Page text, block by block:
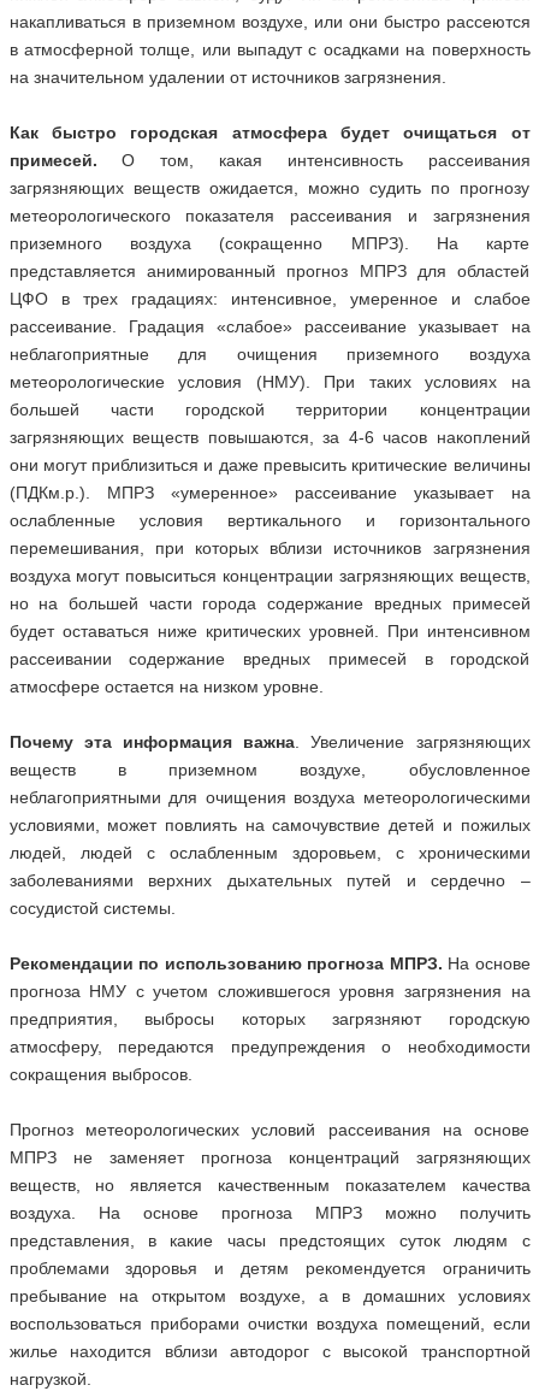
накапливаться в приземном воздухе, или они быстро рассеются
в атмосферной толще, или выпадут с осадками на поверхность
на значительном удалении от источников загрязнения.
Как быстро городская атмосфера будет очищаться от
примесей. О том, какая интенсивность рассеивания
загрязняющих веществ ожидается, можно судить по прогнозу
метеорологического показателя рассеивания и загрязнения
приземного воздуха (сокращенно МПРЗ). На карте
представляется анимированный прогноз МПРЗ для областей
ЦФО в трех градациях: интенсивное, умеренное и слабое
рассеивание. Градация «слабое» рассеивание указывает на
неблагоприятные для очищения приземного воздуха
метеорологические условия (НМУ). При таких условиях на
большей части городской территории концентрации
загрязняющих веществ повышаются, за 4-6 часов накоплений
они могут приблизиться и даже превысить критические величины
(ПДКм.р.). МПРЗ «умеренное» рассеивание указывает на
ослабленные условия вертикального и горизонтального
перемешивания, при которых вблизи источников загрязнения
воздуха могут повыситься концентрации загрязняющих веществ,
но на большей части города содержание вредных примесей
будет оставаться ниже критических уровней. При интенсивном
рассеивании содержание вредных примесей в городской
атмосфере остается на низком уровне.
Почему эта информация важна . Увеличение загрязняющих
веществ в приземном воздухе, обусловленное
неблагоприятными для очищения воздуха метеорологическими
условиями, может повлиять на самочувствие детей и пожилых
людей, людей с ослабленным здоровьем, с хроническими
заболеваниями верхних дыхательных путей и сердечно –
сосудистой системы.
Рекомендации по использованию прогноза МПРЗ. На основе
прогноза НМУ с учетом сложившегося уровня загрязнения на
предприятия, выбросы которых загрязняют городскую
атмосферу, передаются предупреждения о необходимости
сокращения выбросов.
Прогноз метеорологических условий рассеивания на основе
МПРЗ не заменяет прогноза концентраций загрязняющих
веществ, но является качественным показателем качества
воздуха. На основе прогноза МПРЗ можно получить
представления, в какие часы предстоящих суток людям с
проблемами здоровья и детям рекомендуется ограничить
пребывание на открытом воздухе, а в домашних условиях
воспользоваться приборами очистки воздуха помещений, если
жилье находится вблизи автодорог с высокой транспортной
нагрузкой.